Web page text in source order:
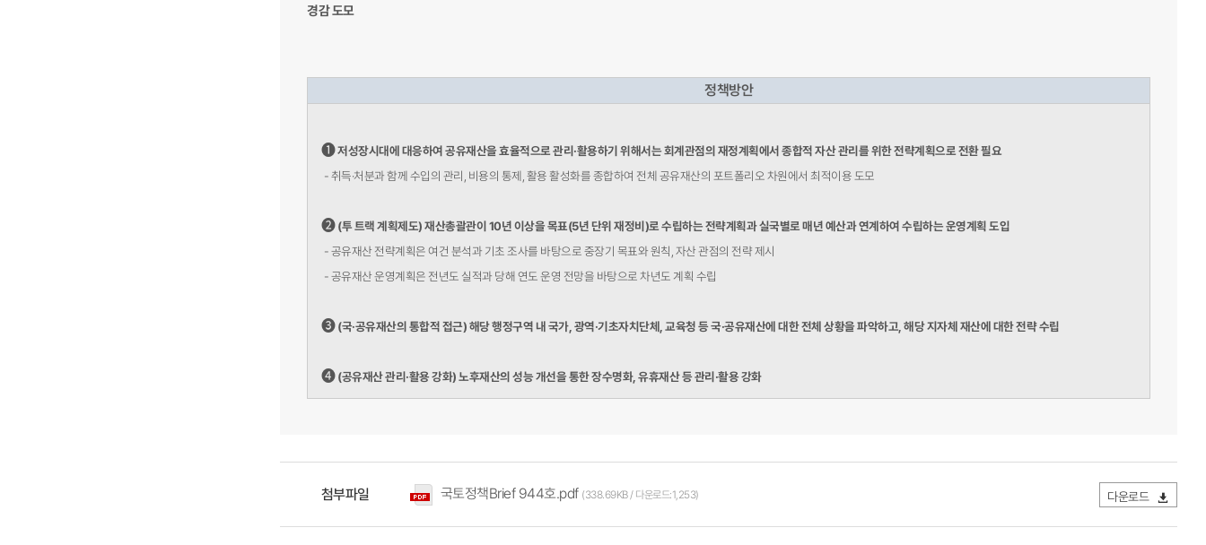
경감 도모
정책방안
➊저성장시대에 대응하여 공유재산을 효율적으로 관리·활용하기 위해서는 회계관점의 재정계획에서 종합적 자산 관리를 위한 전략계획으로 전환 필요
- 취득·처분과 함께 수입의 관리, 비용의 통제, 활용 활성화를 종합하여 전체 공유재산의 포트폴리오 차원에서 최적이용 도모
➋ (투 트랙 계획제도) 재산총괄관이 10년 이상을 목표(5년 단위 재정비)로 수립하는 전략계획과 실국별로 매년 예산과 연계하여 수립하는 운영계획 도입
- 공유재산 전략계획은 여건 분석과 기초 조사를 바탕으로 중장기 목표와 원칙, 자산 관점의 전략 제시
- 공유재산 운영계획은 전년도 실적과 당해 연도 운영 전망을 바탕으로 차년도 계획 수립
➌ (국·공유재산의 통합적 접근) 해당 행정구역 내 국가, 광역·기초자치단체, 교육청 등 국·공유재산에 대한 전체 상황을 파악하고, 해당 지자체 재산에 대한 전략 수립
➍ (공유재산 관리·활용 강화) 노후재산의 성능 개선을 통한 장수명화, 유휴재산 등 관리·활용 강화
첨부파일 국토정책Brief 944호.pdf (338.69KB / 다운로드:1,253) 다운로드